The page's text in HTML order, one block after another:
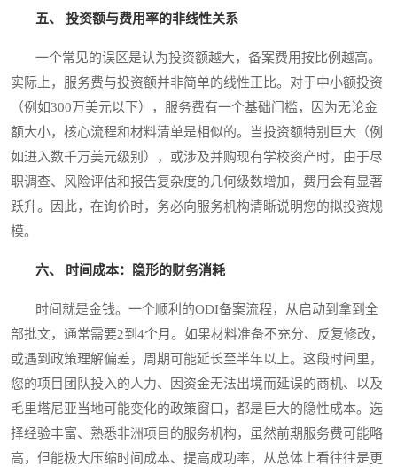
五、 投资额与费用率的非线性关系
一个常见的误区是认为投资额越大，备案费用按比例越高。
实际上，服务费与投资额并非简单的线性正比。对于中小额投资
（例如300万美元以下），服务费有一个基础门槛，因为无论金
额大小，核心流程和材料清单是相似的。当投资额特别巨大（例
如进入数千万美元级别），或涉及并购现有学校资产时，由于尽
职调查、风险评估和报告复杂度的几何级数增加，费用会有显著
跃升。因此，在询价时，务必向服务机构清晰说明您的拟投资规
模。
六、 时间成本：隐形的财务消耗
时间就是金钱。一个顺利的ODI备案流程，从启动到拿到全
部批文，通常需要2到4个月。如果材料准备不充分、反复修改，
或遇到政策理解偏差，周期可能延长至半年以上。这段时间里，
您的项目团队投入的人力、因资金无法出境而延误的商机、以及
毛里塔尼亚当地可能变化的政策窗口，都是巨大的隐性成本。选
择经验丰富、熟悉非洲项目的服务机构，虽然前期服务费可能略
高，但能极大压缩时间成本、提高成功率，从总体上看往往是更